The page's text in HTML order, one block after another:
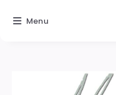
Menu